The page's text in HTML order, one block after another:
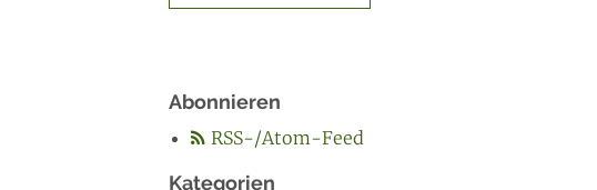
Abonnieren
RSS-/Atom-Feed
Kategorien